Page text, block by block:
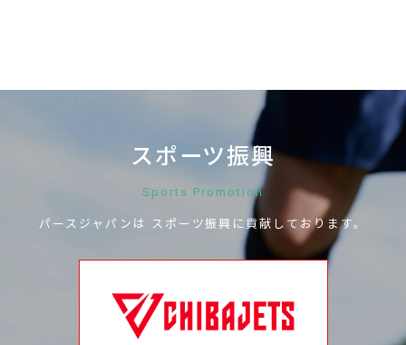
スポーツ振興
Sports Promotion
パースジャパンは スポーツ振興に貢献しております。